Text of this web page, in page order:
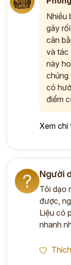
Nhiều
gây
cân
và tác
này
chúng
có
điểm
Xem chi
? Người
Tôi dạo
được,
Liệu có
nhanh
Thích